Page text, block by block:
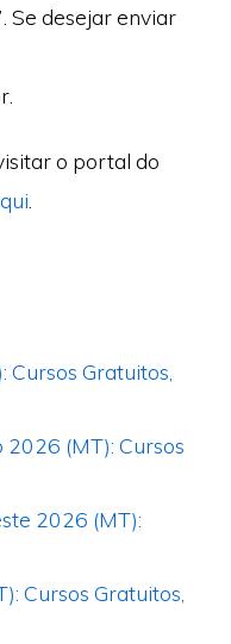
. Se desejar enviar
.
o portal do
Gratuitos,
(MT): Cursos
2026 (MT):
Cursos Gratuitos,